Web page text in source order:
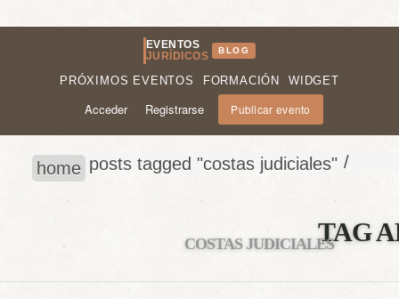
EVENTOS
JURÍDICOS
BLOG
PRÓXIMOS EVENTOS FORMACIÓN WIDGET
Acceder Registrarse Publicar evento
home /
posts tagged "costas judiciales"
TAG
COSTAS JUDICIALES